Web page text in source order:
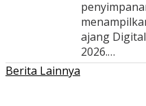
ajang
2026.…
Berita Lainnya